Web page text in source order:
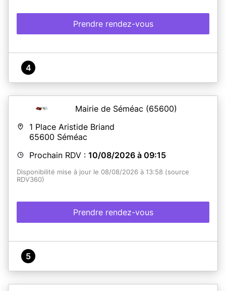
Prendre rendez-vous
4
Mairie de Séméac (65600)
1 Place Aristide Briand
65600 Séméac
Prochain RDV : 10/08/2026 à 09:15
Disponibilité mise à jour le 08/08/2026 à 13:58 (source
RDV360)
Prendre rendez-vous
5